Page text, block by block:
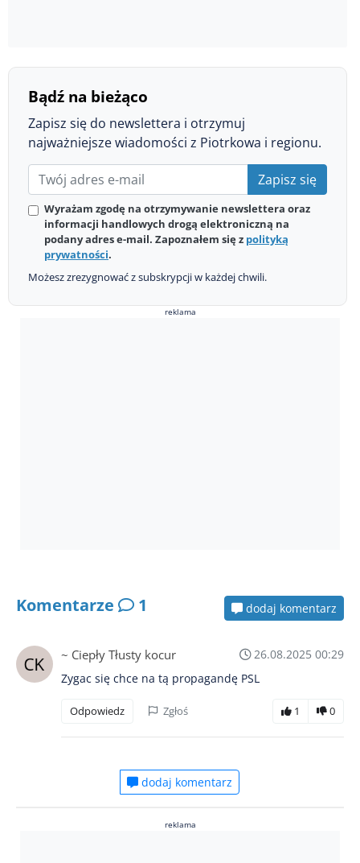
Bądź na bieżąco
Zapisz się do newslettera i otrzymuj
najważniejsze wiadomości z Piotrkowa i regionu.
Zapisz się
Wyrażam zgodę na otrzymywanie newslettera oraz
informacji handlowych drogą elektroniczną na
podany adres e-mail. Zapoznałem się z polityką
prywatności.
Możesz zrezygnować z subskrypcji w każdej chwili.
reklama
Komentarze 1 dodaj komentarz
~ Ciepły Tłusty kocur
26.08.2025 00:29
Zygac się chce na tą propagandę PSL
Odpowiedz Zgłoś 1 0
dodaj komentarz
reklama